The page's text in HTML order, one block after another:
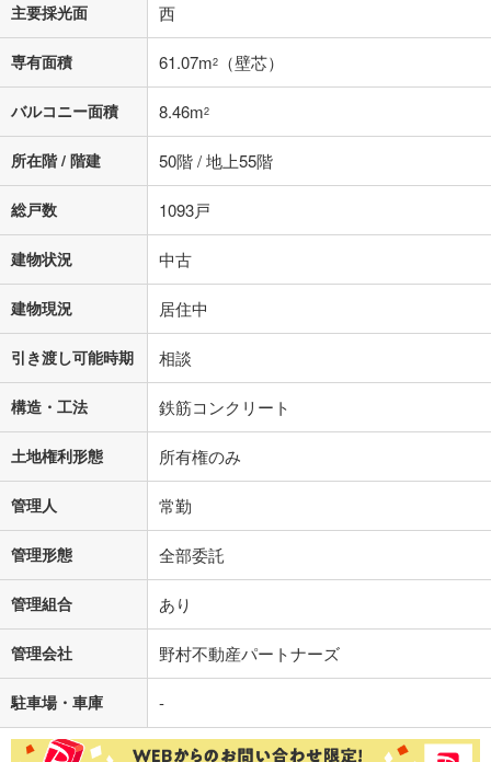
主要採光面 西
専有面積 61.07m2 （壁芯）
バルコニー面積 8.46m2
所在階 / 階建 50階 / 地上55階
総戸数 1093戸
建物状況 中古
建物現況 居住中
引き渡し可能時期 相談
構造・工法 鉄筋コンクリート
土地権利形態 所有権のみ
管理人 常勤
管理形態 全部委託
管理組合 あり
管理会社 野村不動産パートナーズ
駐車場・車庫 -